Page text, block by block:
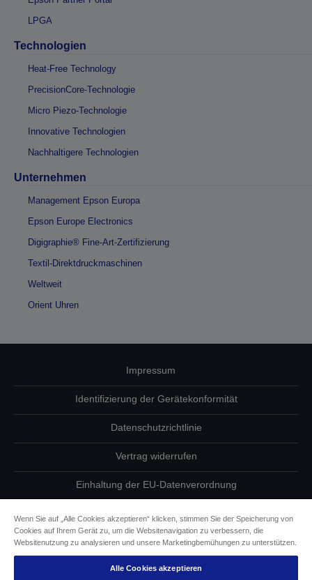
LPGA
Technologien
Heat-Free Technology
PrecisionCore-Technologie
Micro Piezo-Technologie
Innovative Technologien
Nachhaltigere Technologien
Unternehmen
Management Epson Europa
Epson Europe Electronics
Digigraphie® Fine-Art-Zertifizierung
Textil-Direktdruckmaschinen
Weltweit
Orient Uhren
Impressum
Identifizierung der Gerätekonformität
Datenschutzrichtlinie
Vertrag widerrufen
Einhaltung der EU-Datenverordnung
Informationen zu Cookies
Epson Engagement für Barrierefreiheit
Wenn Sie auf „Alle Cookies akzeptieren“ klicken, stimmen Sie der Speicherung von
Cookies auf Ihrem Gerät zu, um die Websitenavigation zu verbessern, die
Websitenutzung zu analysieren und unsere Marketingbemühungen zu unterstützen.
Alle Cookies akzeptieren